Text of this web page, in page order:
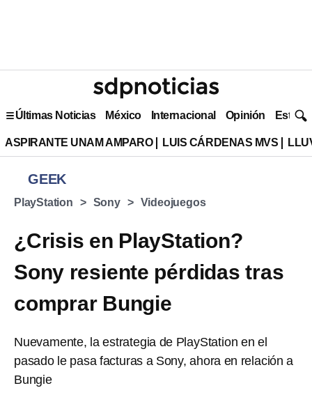
Últimas Noticias México Internacional Opinión Estilo
ASPIRANTE UNAM AMPARO LUIS CÁRDENAS MVS
GEEK
PlayStation Sony Videojuegos
¿Crisis en PlayStation?
Sony resiente pérdidas tras
comprar Bungie
Nuevamente, la estrategia de PlayStation en el
pasado le pasa facturas a Sony, ahora en relación a
Bungie